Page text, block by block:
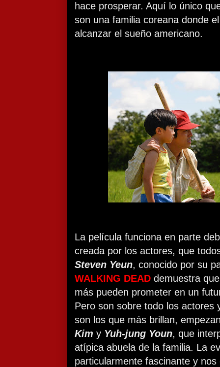
hace prosperar. Aquí lo único
son una familia coreana donde
alcanzar el sueño americano.
La película funciona en parte
creada por los actores, que
Steven Yeun, conocido por su
WALKING DEAD demuestra
más pueden prometer en un
Pero son sobre todo los actores
son los que más brillan,
Kim y Yuh-jung Youn, que
atípica abuela de la familia. La
particularmente fascinante y